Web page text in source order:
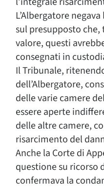
L’Albergatore
sul presupposto
valore, questi
consegnati in
Il Tribunale,
dell’Albergatore,
delle varie camere
essere aperte
delle altre camere,
risarcimento del
Anche la Corte di
questione su ricorso
confermava la